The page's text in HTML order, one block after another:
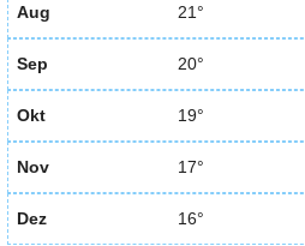
Aug 21°
Sep 20°
Okt 19°
Nov 17°
Dez 16°